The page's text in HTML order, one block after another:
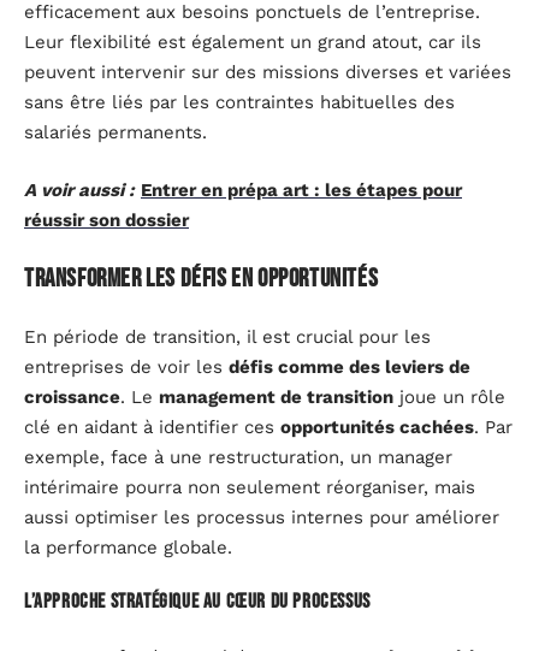
efficacement aux besoins ponctuels de l’entreprise.
Leur flexibilité est également un grand atout, car ils
peuvent intervenir sur des missions diverses et variées
sans être liés par les contraintes habituelles des
salariés permanents.
A voir aussi : Entrer en prépa art : les étapes pour
réussir son dossier
Transformer les défis en opportunités
En période de transition, il est crucial pour les
entreprises de voir les défis comme des leviers de
croissance. Le management de transition joue un rôle
clé en aidant à identifier ces opportunités cachées. Par
exemple, face à une restructuration, un manager
intérimaire pourra non seulement réorganiser, mais
aussi optimiser les processus internes pour améliorer
la performance globale.
L’approche stratégique au cœur du processus